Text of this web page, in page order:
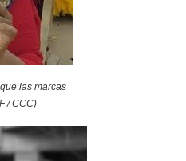
las marcas
/ CCC)